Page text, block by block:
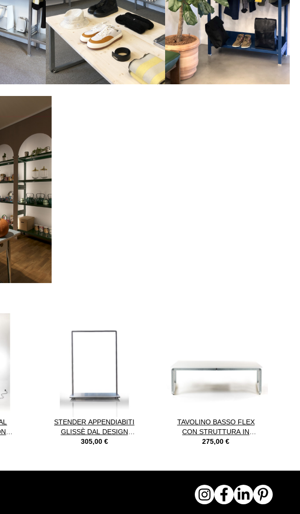
o passare direttamente alla navigazione del carosello utilizzando i link di salto.
STENDER APPENDIABITI
GLISSÈ DAL DESIGN
MINIMAL
305,00 €
TAVOLINO BASSO FLEX
CON STRUTTURA IN
ACCIAIO E PIANO IN LEGNO
275,00 €